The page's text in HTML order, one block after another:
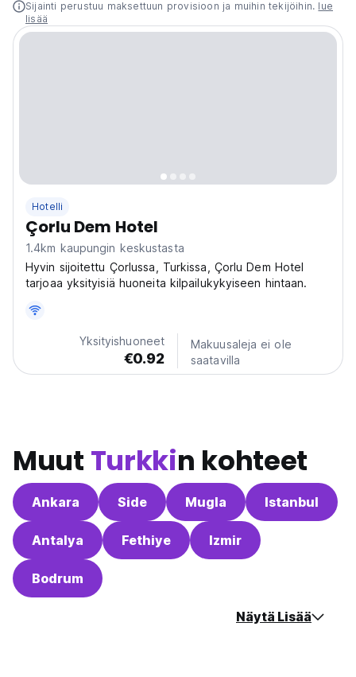
Sijainti perustuu maksettuun provisioon ja muihin tekijöihin. lue
lisää
Hotelli
Çorlu Dem Hotel
1.4km kaupungin keskustasta
Hyvin sijoitettu Çorlussa, Turkissa, Çorlu Dem Hotel
tarjoaa yksityisiä huoneita kilpailukykyiseen hintaan.
Yksityishuoneet
€0.92
Makuusaleja ei ole
saatavilla
Muut Turkkin kohteet
Ankara Side Mugla Istanbul
Antalya Fethiye Izmir
Bodrum
Näytä Lisää